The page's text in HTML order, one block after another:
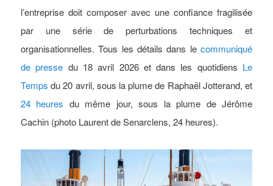
l’entreprise doit composer avec une confiance fragilisée
par une série de perturbations techniques et
organisationnelles. Tous les détails dans le communiqué
de presse du 18 avril 2026 et dans les quotidiens Le
Temps du 20 avril, sous la plume de Raphaël Jotterand, et
24 heures du même jour, sous la plume de Jérôme
Cachin (photo Laurent de Senarclens, 24 heures).